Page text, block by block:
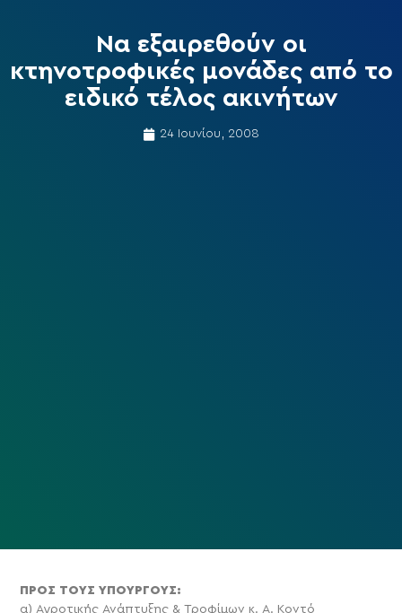
Να εξαιρεθούν οι
κτηνοτροφικές μονάδες από το
ειδικό τέλος ακινήτων
24 Ιουνίου, 2008
ΠΡΟΣ ΤΟΥΣ ΥΠΟΥΡΓΟΥΣ:
α) Αγροτικής Ανάπτυξης & Τροφίμων κ. Α. Κοντό